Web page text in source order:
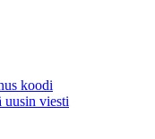
koodi
uusin viesti